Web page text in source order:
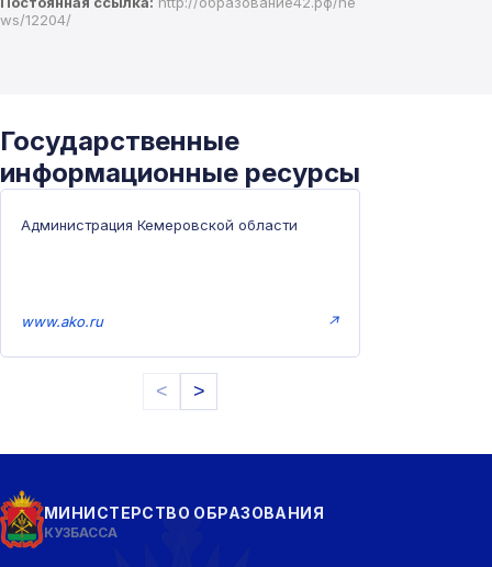
ws/12204/
Государственные
информационные ресурсы
Администрация Кемеровской области
www.ako.ru ↗
< >
МИНИСТЕРСТВО ОБРАЗОВАНИЯ
КУЗБАССА